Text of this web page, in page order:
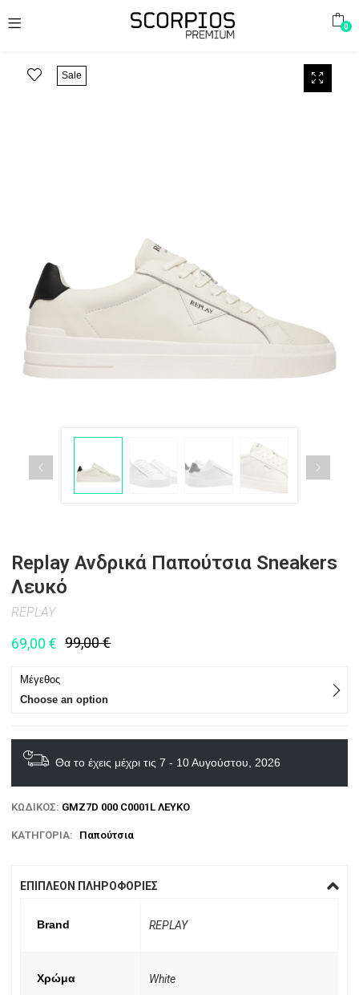
0
Sale
Replay Ανδρικά Παπούτσια Sneakers
Λευκό
REPLAY
69,00€ 99,00€
Μέγεθος
Choose an option
Θα το έχεις μέχρι τις 7 - 10 Αυγούστου, 2026
ΚΩΔΙΚΌΣ: GMZ7D 000 C0001L ΛΕΥΚΟ
ΚΑΤΗΓΟΡΊΑ: Παπούτσια
ΕΠΙΠΛΈΟΝ ΠΛΗΡΟΦΟΡΊΕΣ
Brand REPLAY
Χρώμα White